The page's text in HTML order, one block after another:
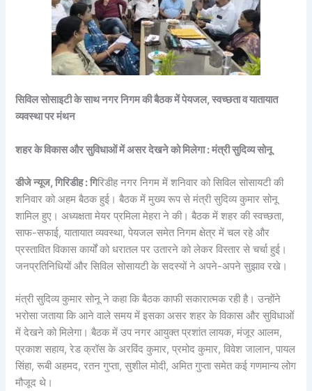
सिविल सोसाइटी के साथ नगर निगम की बैठक में पेयजल, स्वच्छता व यातायात
व्यवस्था पर मंथन
शहर के विकास और सुविधाओं में असर देखने को मिलेगा : मंत्री सुदिव्य सोनू
डीजे न्यूज, गिरिडीह : गिरिडीह नगर निगम में शनिवार को सिविल सोसायटी की
शनिवार को अहम बैठक हुई। बैठक में मुख्य रूप से मंत्री सुदिव्य कुमार सोनू
शामिल हुए। अध्यक्षता मेयर प्रमिला मेहरा ने की। बैठक में शहर की स्वच्छता,
साफ-सफाई, यातायात व्यवस्था, पेयजल समेत निगम क्षेत्र में चल रहे और
प्रस्तावित विकास कार्यों को धरातल पर उतारने को लेकर विस्तार से चर्चा हुई।
जनप्रतिनिधियों और सिविल सोसायटी के सदस्यों ने अपने-अपने सुझाव रखे।
मंत्री सुदिव्य कुमार सोनू ने कहा कि बैठक काफी सकारात्मक रही है। उन्होंने
भरोसा जताया कि आने वाले समय में इसका असर शहर के विकास और सुविधाओं
में देखने को मिलेगा। बैठक में उप नगर आयुक्त प्रशांत लायक, मंजूर आलम,
प्रकाश सहाय, रेड क्रॉस के अरविंद कुमार, प्रमोद कुमार, विवेश जालान, पायल
सिंहा, रूबी अहमद, रतन गुप्ता, सुशील मोदी, अमित गुप्ता समेत कई गणमान्य लोग
मौजूद थे।